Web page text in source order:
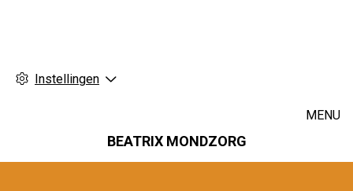
Instellingen
BEATRIX MONDZORG
Hoofdmenu
MENU